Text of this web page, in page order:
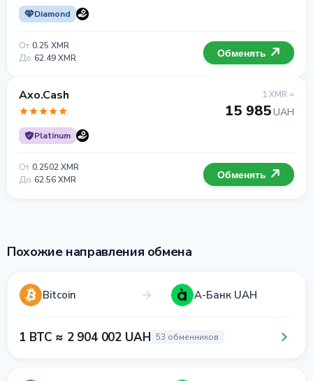
Diamond
От 0.25 XMR
До 62.49 XMR Обменять
Axo.Cash
Platinum
1 XMR =
15 985UAH
От 0.2502 XMR
До 62.56 XMR Обменять
Похожие направления обмена
Bitcoin А-Банк UAH
1 BTC ≈ 2 904 002 UAH 53 обменников